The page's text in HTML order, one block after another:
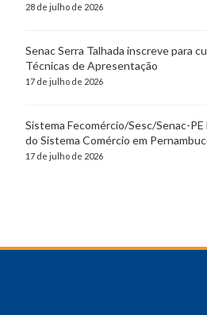
28 de julho de 2026
Senac Serra Talhada inscreve para
Técnicas de Apresentação
17 de julho de 2026
Sistema Fecomércio/Sesc/Senac-
do Sistema Comércio em
17 de julho de 2026